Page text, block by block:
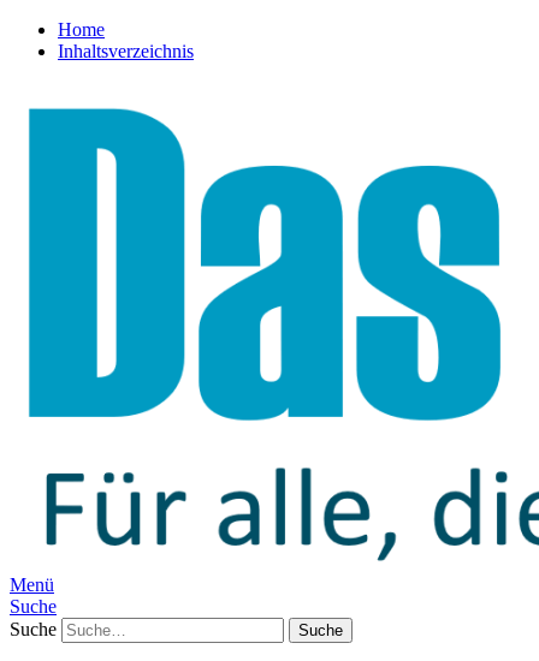
Home
Inhaltsverzeichnis
Menü
Suche
Suche